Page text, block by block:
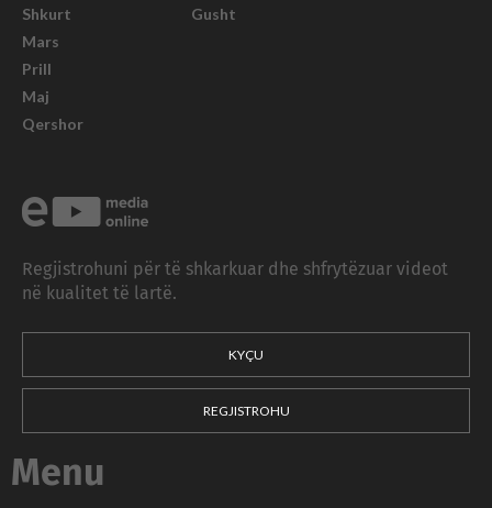
Shkurt
Mars
Prill
Maj
Qershor
Gusht
Regjistrohuni për të shkarkuar dhe shfrytëzuar videot
në kualitet të lartë.
KYÇU
REGJISTROHU
Menu